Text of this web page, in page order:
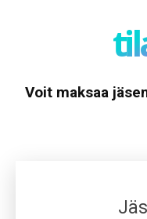
Voit maksaa